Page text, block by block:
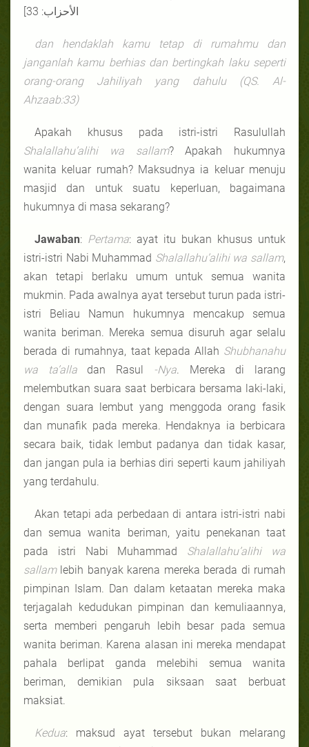
الأحزاب: 33]
dan hendaklah kamu tetap di rumahmu dan
janganlah kamu berhias dan bertingkah laku seperti
orang-orang Jahiliyah yang dahulu (QS. Al-
Ahzaab:33)
Apakah khusus pada istri-istri Rasulullah
Shalallahu’alihi wa sallam? Apakah hukumnya
wanita keluar rumah? Maksudnya ia keluar menuju
masjid dan untuk suatu keperluan, bagaimana
hukumnya di masa sekarang?
Jawaban: Pertama: ayat itu bukan khusus untuk
istri-istri Nabi Muhammad Shalallahu’alihi wa sallam,
akan tetapi berlaku umum untuk semua wanita
mukmin. Pada awalnya ayat tersebut turun pada istri-
istri Beliau Namun hukumnya mencakup semua
wanita beriman. Mereka semua disuruh agar selalu
berada di rumahnya, taat kepada Allah Shubhanahu
wa ta’alladan Rasul -Nya. Mereka di larang
melembutkan suara saat berbicara bersama laki-laki,
dengan suara lembut yang menggoda orang fasik
dan munafik pada mereka. Hendaknya ia berbicara
secara baik, tidak lembut padanya dan tidak kasar,
dan jangan pula ia berhias diri seperti kaum jahiliyah
yang terdahulu.
Akan tetapi ada perbedaan di antara istri-istri nabi
dan semua wanita beriman, yaitu penekanan taat
pada istri Nabi Muhammad Shalallahu’alihi wa
sallamlebih banyak karena mereka berada di rumah
pimpinan Islam. Dan dalam ketaatan mereka maka
terjagalah kedudukan pimpinan dan kemuliaannya,
serta memberi pengaruh lebih besar pada semua
wanita beriman. Karena alasan ini mereka mendapat
pahala berlipat ganda melebihi semua wanita
beriman, demikian pula siksaan saat berbuat
maksiat.
Kedua: maksud ayat tersebut bukan melarang